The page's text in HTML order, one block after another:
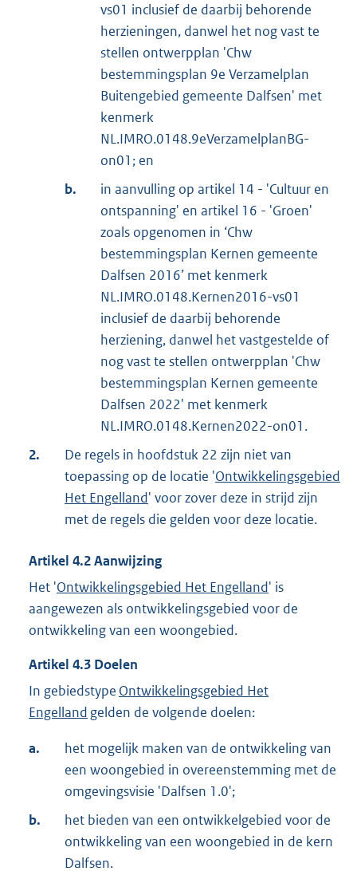
vs01 inclusief de daarbij behorende
herzieningen, danwel het nog vast te
stellen ontwerpplan 'Chw
bestemmingsplan 9e Verzamelplan
Buitengebied gemeente Dalfsen' met
kenmerk
NL.IMRO.0148.9eVerzamelplanBG-
on01; en
b.
in aanvulling op artikel 14 - 'Cultuur en
ontspanning' en artikel 16 - 'Groen'
zoals opgenomen in ‘Chw
bestemmingsplan Kernen gemeente
Dalfsen 2016’ met kenmerk
NL.IMRO.0148.Kernen2016-vs01
inclusief de daarbij behorende
herziening, danwel het vastgestelde of
nog vast te stellen ontwerpplan 'Chw
bestemmingsplan Kernen gemeente
Dalfsen 2022' met kenmerk
NL.IMRO.0148.Kernen2022-on01.
2.
De regels in hoofdstuk 22 zijn niet van
toepassing op de locatie 'Ontwikkelingsgebied
Het Engelland' voor zover deze in strijd zijn
met de regels die gelden voor deze locatie.
Artikel 4.2Aanwijzing
Het 'Ontwikkelingsgebied Het Engelland' is
aangewezen als ontwikkelingsgebied voor de
ontwikkeling van een woongebied.
Artikel 4.3 Doelen
In gebiedstype Ontwikkelingsgebied Het
Engelland gelden de volgende doelen:
a.
het mogelijk maken van de ontwikkeling van
een woongebied in overeenstemming met de
omgevingsvisie 'Dalfsen 1.0';
b.
het bieden van een ontwikkelgebied voor de
ontwikkeling van een woongebied in de kern
Dalfsen.